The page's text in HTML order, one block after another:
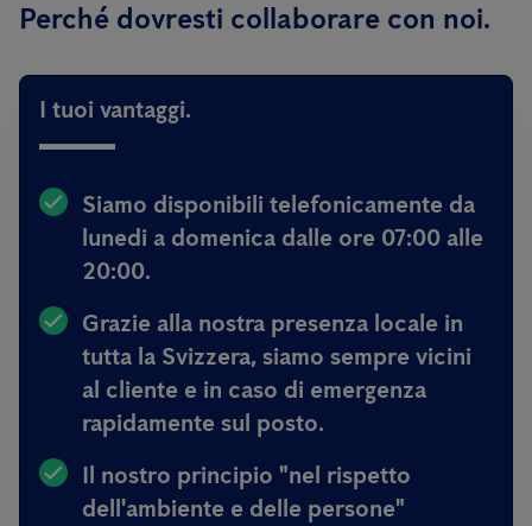
Perché dovresti collaborare con noi.
I tuoi vantaggi.
Siamo disponibili telefonicamente da
lunedi a domenica dalle ore 07:00 alle
20:00.
Grazie alla nostra presenza locale in
tutta la Svizzera, siamo sempre vicini
al cliente e in caso di emergenza
rapidamente sul posto.
Il nostro principio "nel rispetto
dell'ambiente e delle persone"